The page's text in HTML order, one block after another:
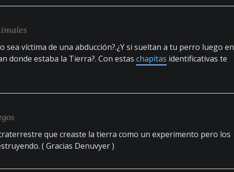
víctima de una abducción?.¿Y si sueltan a tu perro luego en
donde estaba la Tierra?. Con estas chapitas identificativas te
que creaste la tierra como un experimento pero los
( Gracias Denuvyer )